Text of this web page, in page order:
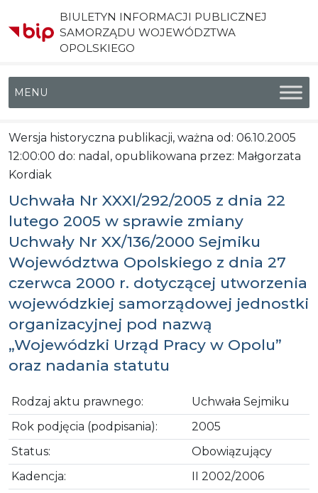
BIULETYN INFORMACJI PUBLICZNEJ
SAMORZĄDU WOJEWÓDZTWA
OPOLSKIEGO
Menu główne
Wersja historyczna publikacji, ważna od: 06.10.2005
12:00:00 do: nadal, opublikowana przez: Małgorzata
Kordiak
Uchwała Nr XXXI/292/2005 z dnia 22
lutego 2005 w sprawie zmiany
Uchwały Nr XX/136/2000 Sejmiku
Województwa Opolskiego z dnia 27
czerwca 2000 r. dotyczącej utworzenia
wojewódzkiej samorządowej jednostki
organizacyjnej pod nazwą
„Wojewódzki Urząd Pracy w Opolu”
oraz nadania statutu
Rodzaj aktu prawnego:
Uchwała Sejmiku
Rok podjęcia (podpisania):
2005
Status:
Obowiązujący
Kadencja:
II 2002/2006